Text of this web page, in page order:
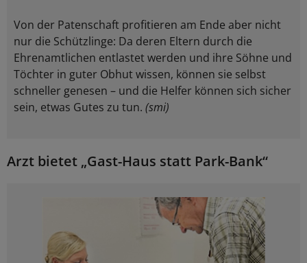
Von der Patenschaft profitieren am Ende aber nicht
nur die Schützlinge: Da deren Eltern durch die
Ehrenamtlichen entlastet werden und ihre Söhne und
Töchter in guter Obhut wissen, können sie selbst
schneller genesen – und die Helfer können sich sicher
sein, etwas Gutes zu tun. (smi)
Arzt bietet „Gast-Haus statt Park-Bank“